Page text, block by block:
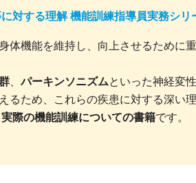
対する理解 機能訓練指導員実務シリ
体機能を維持し、向上させるために
、パーキンソニズムといった神経変
るため、これらの疾患に対する深い
際の機能訓練についての書籍です。